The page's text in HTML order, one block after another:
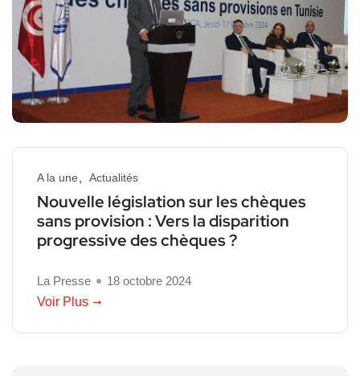
A la une Actualités
Nouvelle législation sur les chèques
sans provision : Vers la disparition
progressive des chèques ?
La Presse
18 octobre 2024
Voir Plus